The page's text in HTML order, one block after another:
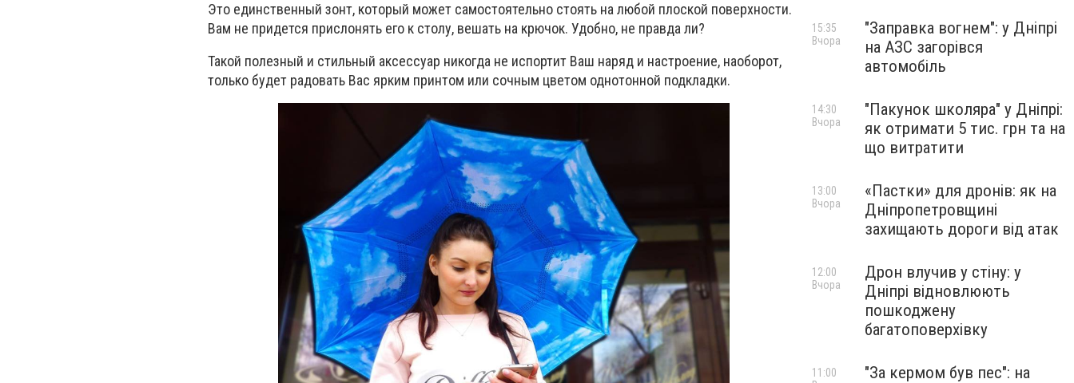
Это единственный зонт, который может самостоятельно стоять на любой плоской поверхности.
Вам не придется прислонять его к столу, вешать на крючок. Удобно, не правда ли?
Такой полезный и стильный аксессуар никогда не испортит Ваш наряд и настроение, наоборот,
только будет радовать Вас ярким принтом или сочным цветом однотонной подкладки.
"Заправка вогнем": у Дніпрі
на АЗС загорівся
автомобіль
15:35
Вчора
"Пакунок школяра" у Дніпрі:
як отримати 5 тис. грн та на
що витратити
14:30
Вчора
«Пастки» для дронів: як на
Дніпропетровщині
захищають дороги від атак
13:00
Вчора
Дрон влучив у стіну: у
Дніпрі відновлюють
пошкоджену
багатоповерхівку
12:00
Вчора
"За кермом був пес": на
11:00